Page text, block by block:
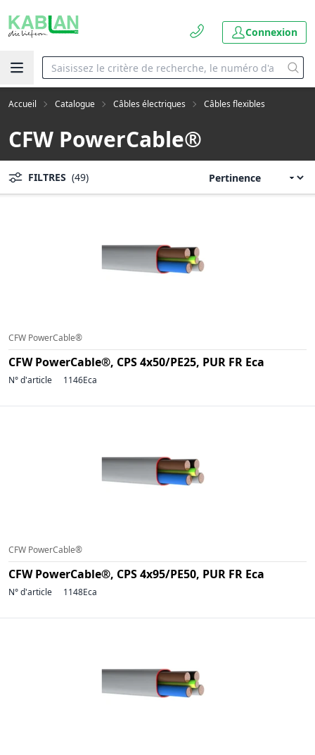
Connexion
Accueil Catalogue Câbles électriques Câbles flexibles
CFW PowerCable®
FILTRES (49)
CFW PowerCable®
CFW PowerCable®, CPS 4x50/PE25, PUR FR Eca
N° d'article 1146Eca
CFW PowerCable®
CFW PowerCable®, CPS 4x95/PE50, PUR FR Eca
N° d'article 1148Eca